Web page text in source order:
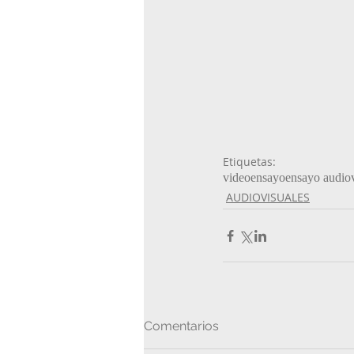
Etiquetas:
videoensayoensayo
AUDIOVISUALES
Comentarios